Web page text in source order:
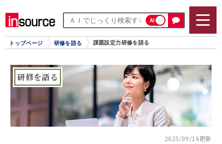
AI
トップページ 研修を語る 課題設定力研修を語る
研修を語る
2025/09/16更新